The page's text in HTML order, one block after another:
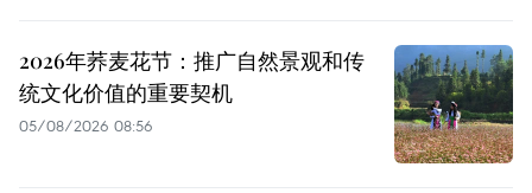
2026年荞麦花节：推广自然景观和传
统文化价值的重要契机
05/08/2026 08:56